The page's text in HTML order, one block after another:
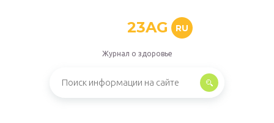
23AG RU
Журнал о здоровье